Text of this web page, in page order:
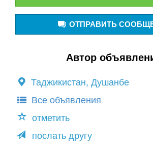
ОТПРАВИТЬ
Автор
Таджикистан, Душанбе
Все объявления
отметить
послать другу